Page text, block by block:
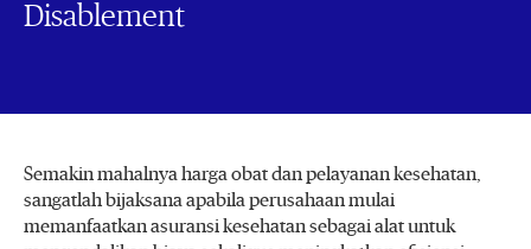
Disablement
Semakin mahalnya harga obat dan pelayanan kesehatan,
sangatlah bijaksana apabila perusahaan mulai
memanfaatkan asuransi kesehatan sebagai alat untuk